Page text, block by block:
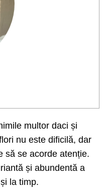
multor daci și
nu este dificilă, dar
să se acorde atenție.
și abundentă a
la timp.